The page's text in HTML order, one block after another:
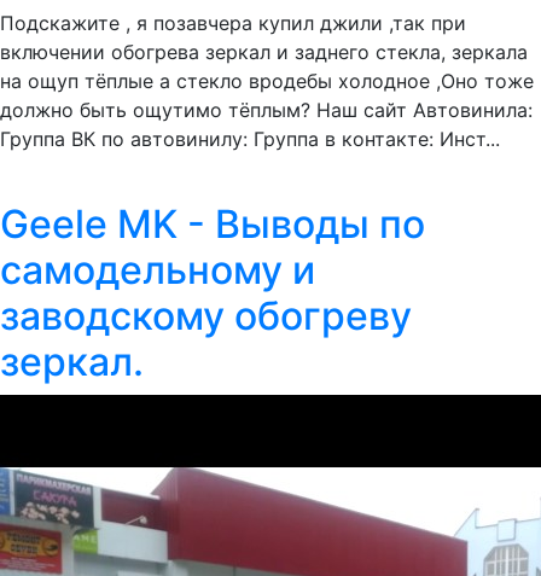
Подскажите , я позавчера купил джили ,так при
включении обогрева зеркал и заднего стекла, зеркала
на ощуп тёплые а стекло вродебы холодное ,Оно тоже
должно быть ощутимо тёплым? Наш сайт Автовинила:
Группа ВК по автовинилу: Группа в контакте: Инст...
Geele MK - Выводы по
самодельному и
заводскому обогреву
зеркал.